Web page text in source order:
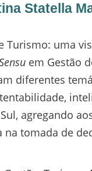
Statella
Turismo: uma
em Gestão
diferentes
agregando
na tomada de